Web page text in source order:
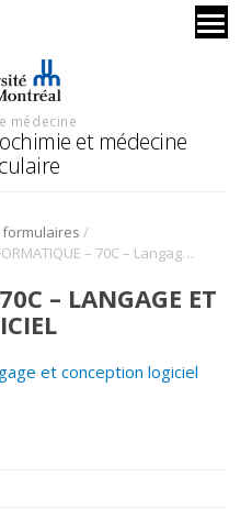
médecine
et médecine
/
INFORMATIQUE – 70C – Langage et conception logiciel
– LANGAGE ET
et conception logiciel